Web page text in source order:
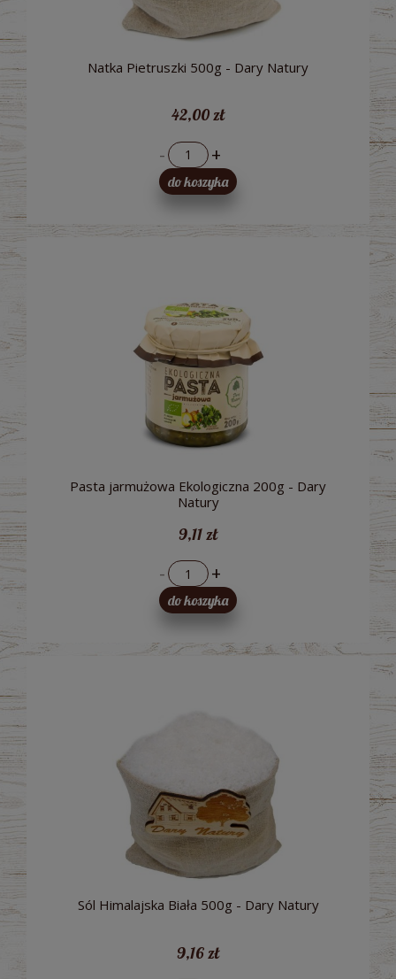
Natka Pietruszki 500g - Dary Natury
42,00 zł
- +
do koszyka
Pasta jarmużowa Ekologiczna 200g - Dary
Natury
9,11 zł
- +
do koszyka
Sól Himalajska Biała 500g - Dary Natury
9,16 zł